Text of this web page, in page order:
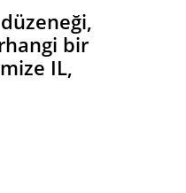
bir
IL,